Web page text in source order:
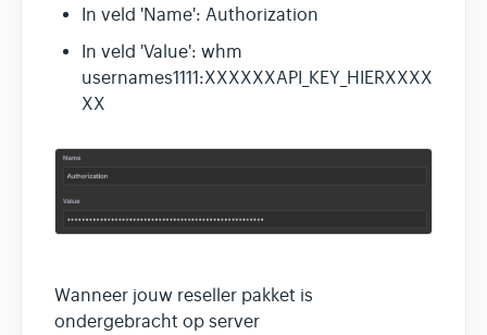
In veld 'Name': Authorization
In veld 'Value': whm
usernames1111:XXXXXXAPI_KEY_HIERXXXX
XX
Wanneer jouw reseller pakket is
ondergebracht op server